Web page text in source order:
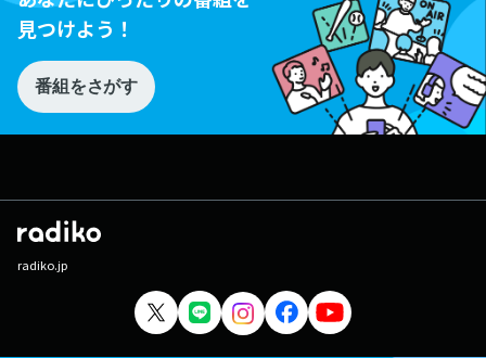
見つけよう！
番組をさがす
radiko.jp